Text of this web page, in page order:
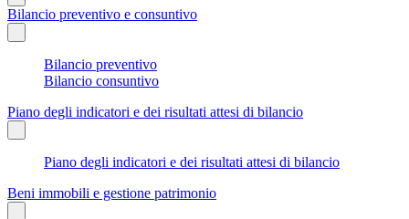
Bilancio preventivo e consuntivo
Bilancio preventivo
Bilancio consuntivo
Piano degli indicatori e dei risultati attesi di bilancio
Piano degli indicatori e dei risultati attesi di bilancio
Beni immobili e gestione patrimonio